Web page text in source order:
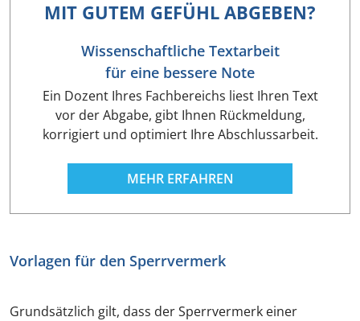
MIT GUTEM GEFÜHL ABGEBEN?
Wissenschaftliche Textarbeit
für eine bessere Note
Ein Dozent Ihres Fachbereichs liest Ihren Text
vor der Abgabe, gibt Ihnen Rückmeldung,
korrigiert und optimiert Ihre Abschlussarbeit.
MEHR ERFAHREN
Vorlagen für den Sperrvermerk
Grundsätzlich gilt, dass der Sperrvermerk einer